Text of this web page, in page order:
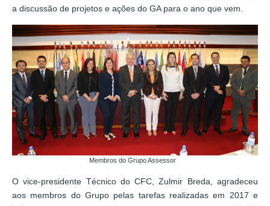
a discussão de projetos e ações do GA para o ano que vem.
Membros do Grupo Assessor
O vice-presidente Técnico do CFC, Zulmir Breda, agradeceu
aos membros do Grupo pelas tarefas realizadas em 2017 e